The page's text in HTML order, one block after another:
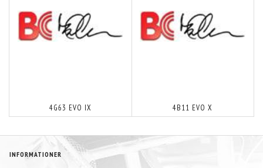
4G63 EVO IX 4B11 EVO X
INFORMATIONER